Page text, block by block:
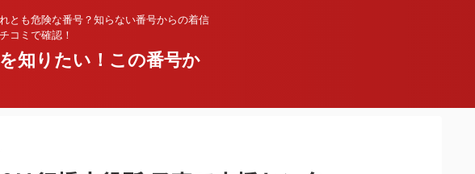
とも危険な番号？知らない番号からの着信
コミで確認！
知りたい！この番号か